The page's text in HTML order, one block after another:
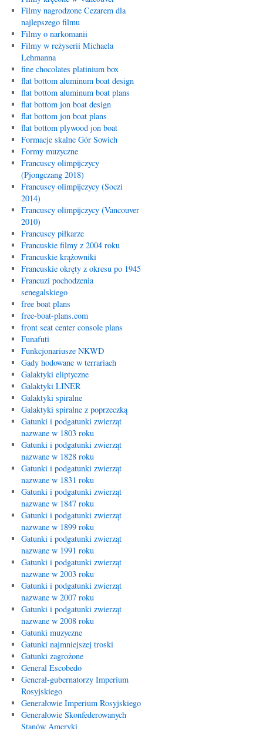
Filmy nagrodzone Cezarem dla
najlepszego filmu
Filmy o narkomanii
Filmy w reżyserii Michaela
Lehmanna
fine chocolates platinium box
flat bottom aluminum boat design
flat bottom aluminum boat plans
flat bottom jon boat design
flat bottom jon boat plans
flat bottom plywood jon boat
Formacje skalne Gór Sowich
Formy muzyczne
Francuscy olimpijczycy
(Pjongczang 2018)
Francuscy olimpijczycy (Soczi
2014)
Francuscy olimpijczycy (Vancouver
2010)
Francuscy piłkarze
Francuskie filmy z 2004 roku
Francuskie krążowniki
Francuskie okręty z okresu po 1945
Francuzi pochodzenia
senegalskiego
free boat plans
free-boat-plans.com
front seat center console plans
Funafuti
Funkcjonariusze NKWD
Gady hodowane w terrariach
Galaktyki eliptyczne
Galaktyki LINER
Galaktyki spiralne
Galaktyki spiralne z poprzeczką
Gatunki i podgatunki zwierząt
nazwane w 1803 roku
Gatunki i podgatunki zwierząt
nazwane w 1828 roku
Gatunki i podgatunki zwierząt
nazwane w 1831 roku
Gatunki i podgatunki zwierząt
nazwane w 1847 roku
Gatunki i podgatunki zwierząt
nazwane w 1899 roku
Gatunki i podgatunki zwierząt
nazwane w 1991 roku
Gatunki i podgatunki zwierząt
nazwane w 2003 roku
Gatunki i podgatunki zwierząt
nazwane w 2007 roku
Gatunki i podgatunki zwierząt
nazwane w 2008 roku
Gatunki muzyczne
Gatunki najmniejszej troski
Gatunki zagrożone
General Escobedo
Generał-gubernatorzy Imperium
Rosyjskiego
Generałowie Imperium Rosyjskiego
Generałowie Skonfederowanych
Stanów Ameryki